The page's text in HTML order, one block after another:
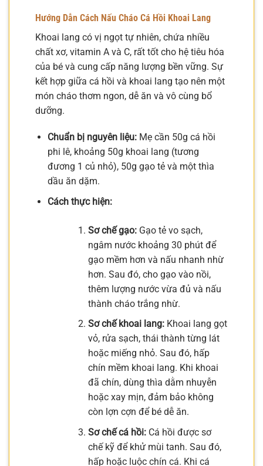
Hướng Dẫn Cách Nấu Cháo Cá Hồi Khoai Lang
Khoai lang có vị ngọt tự nhiên, chứa nhiều
chất xơ, vitamin A và C, rất tốt cho hệ tiêu hóa
của bé và cung cấp năng lượng bền vững. Sự
kết hợp giữa cá hồi và khoai lang tạo nên một
món cháo thơm ngon, dễ ăn và vô cùng bổ
dưỡng.
Chuẩn bị nguyên liệu:Mẹ cần 50g cá hồi
phi lê, khoảng 50g khoai lang (tương
đương 1 củ nhỏ), 50g gạo tẻ và một thìa
dầu ăn dặm.
Cách thực hiện:
Sơ chế gạo:Gạo tẻ vo sạch,
ngâm nước khoảng 30 phút để
gạo mềm hơn và nấu nhanh nhừ
hơn. Sau đó, cho gạo vào nồi,
thêm lượng nước vừa đủ và nấu
thành cháo trắng nhừ.
Sơ chế khoai lang:Khoai lang gọt
vỏ, rửa sạch, thái thành từng lát
hoặc miếng nhỏ. Sau đó, hấp
chín mềm khoai lang. Khi khoai
đã chín, dùng thìa dằm nhuyễn
hoặc xay mịn, đảm bảo không
còn lợn cợn để bé dễ ăn.
Sơ chế cá hồi:Cá hồi được sơ
chế kỹ để khử mùi tanh. Sau đó,
hấp hoặc luộc chín cá. Khi cá